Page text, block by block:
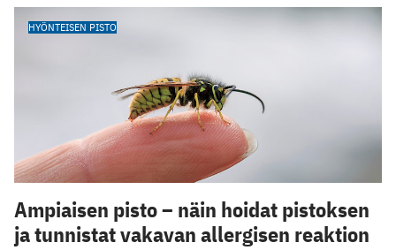
HYÖNTEISEN PISTO
Ampiaisen pisto – näin hoidat pistoksen
ja tunnistat vakavan allergisen reaktion